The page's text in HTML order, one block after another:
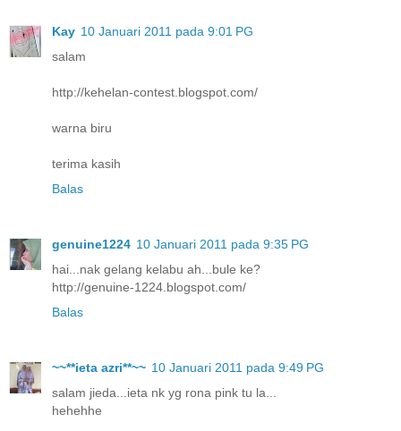
Kay 10 Januari 2011 pada 9:01 PG
salam
http://kehelan-contest.blogspot.com/
warna biru
terima kasih
Balas
genuine1224 10 Januari 2011 pada 9:35 PG
hai...nak gelang kelabu ah...bule ke?
http://genuine-1224.blogspot.com/
Balas
~~**ieta azri**~~ 10 Januari 2011 pada 9:49 PG
salam jieda...ieta nk yg rona pink tu la...
hehehhe